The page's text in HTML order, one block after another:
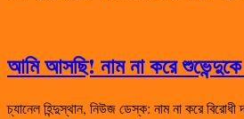
আমি আসছি! নাম না করে
চ্যানেল হিন্দুস্থান, নিউজ ডেস্ক: নাম না করে